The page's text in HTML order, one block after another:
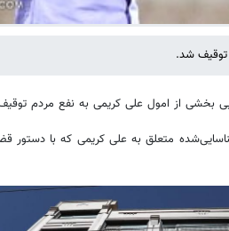
توقیف شد.
بخشی از امول علی کریمی به نفع مردم
متعلق به علی کریمی که با دستور